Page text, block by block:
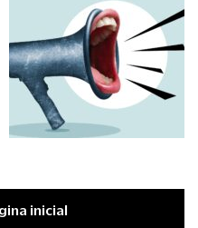
inicial